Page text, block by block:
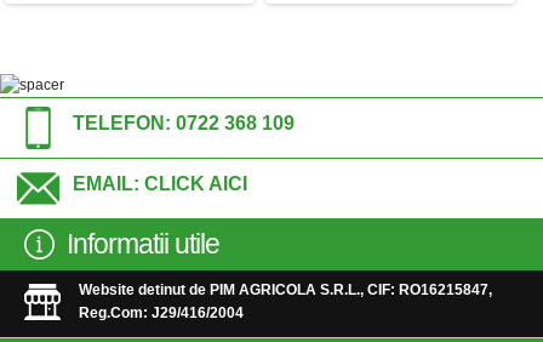
TELEFON: 0722 368 109
EMAIL: CLICK AICI
Informatii utile
Website detinut de PIM AGRICOLA S.R.L., CIF: RO16215847,
Reg.Com: J29/416/2004